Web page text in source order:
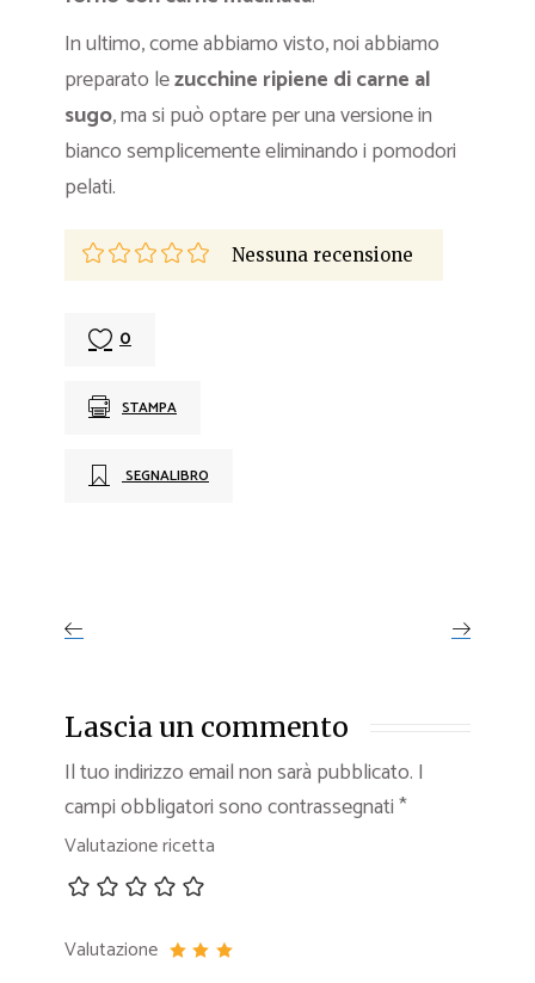
In ultimo, come abbiamo visto, noi abbiamo
preparato lezucchine ripiene di carne al
sugo, ma si può optare per una versione in
bianco semplicemente eliminando i pomodori
pelati.
Nessuna recensione
0
STAMPA
SEGNALIBRO
Lascia un commento
Il tuo indirizzo email non sarà pubblicato. I
campi obbligatori sono contrassegnati*
Valutazione ricetta
Valutazione